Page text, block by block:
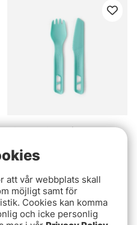
Sea To Summit Passage
59 kr
att vår webbplats skall
möjligt samt för
Cookies kan komma
och icke personlig